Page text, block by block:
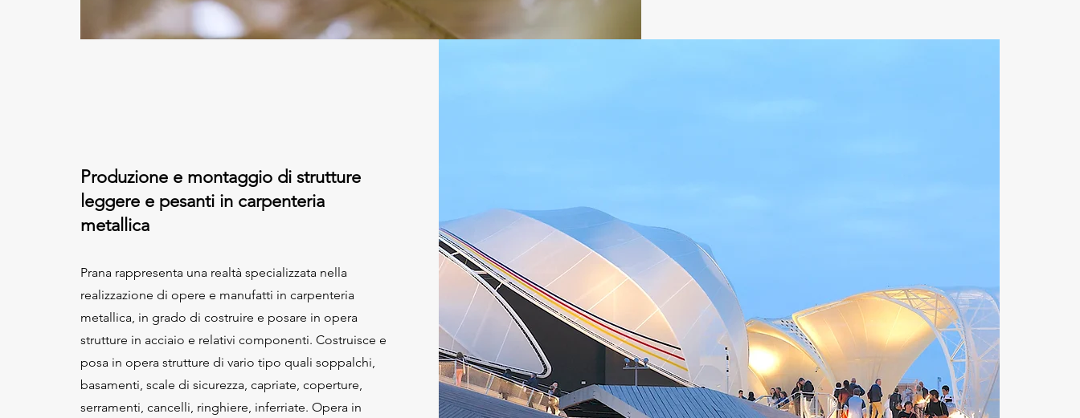
Produzione e montaggio di strutture
leggere e pesanti in carpenteria
metallica
Prana rappresenta una realtà specializzata nella
realizzazione di opere e manufatti in carpenteria
metallica, in grado di costruire e posare in opera
strutture in acciaio e relativi componenti. Costruisce e
posa in opera strutture di vario tipo quali soppalchi,
basamenti, scale di sicurezza, capriate, coperture,
serramenti, cancelli, ringhiere, inferriate. Opera in